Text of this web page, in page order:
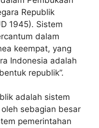
Republik
1945). Sistem
dalam
keempat, yang
Indonesia adalah
republik”.
adalah sistem
sebagian besar
pemerintahan